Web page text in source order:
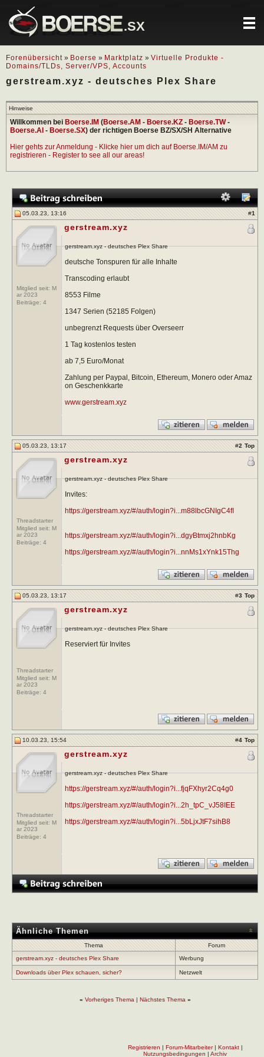
.SX
Forenübersicht » Boerse » Marktplatz » Virtuelle Produkte -
Domains/TLDs, Server/VPS, Accounts
gerstream.xyz - deutsches Plex Share
Hinweise
Willkommen bei Boerse.IM (Boerse.AM - Boerse.KZ - Boerse.TW-
Boerse.AI - Boerse.SX) der richtigen Boerse BZ/SX/SH Alternative
Hier gehts zur Anmeldung - Klicke hier um dich auf Boerse.IM/AM zu
registrieren - Register to see all our areas!
05.03.23, 13:16 #1
Mitglied seit: M
ar 2023
Beiträge: 4
gerstream.xyz
gerstream.xyz - deutsches Plex Share
deutsche Tonspuren für alle Inhalte
Transcoding erlaubt
8553 Filme
1347 Serien (52185 Folgen)
unbegrenzt Requests über Overseerr
1 Tag kostenlos testen
ab 7,5 Euro/Monat
Zahlung per Paypal, Bitcoin, Ethereum, Monero oder Amaz
on Geschenkkarte
www.gerstream.xyz
05.03.23, 13:17 #2 Top
Threadstarter
Mitglied seit: M
ar 2023
Beiträge: 4
gerstream.xyz
gerstream.xyz - deutsches Plex Share
Invites:
https://gerstream.xyz/#/auth/login?i...m88lbcGNIgC4fI
https://gerstream.xyz/#/auth/login?i...dgyBtmxj2hnbKg
https://gerstream.xyz/#/auth/login?i...nnMs1xYnk15Thg
05.03.23, 13:17 #3 Top
Threadstarter
Mitglied seit: M
ar 2023
Beiträge: 4
gerstream.xyz
gerstream.xyz - deutsches Plex Share
Reserviert für Invites
10.03.23, 15:54 #4 Top
Threadstarter
Mitglied seit: M
ar 2023
Beiträge: 4
gerstream.xyz
gerstream.xyz - deutsches Plex Share
https://gerstream.xyz/#/auth/login?i...fjqFXhyr2Cq4g0
https://gerstream.xyz/#/auth/login?i...2h_tpC_vJ58IEE
https://gerstream.xyz/#/auth/login?i...5bLjxJtF7sihB8
Ähnliche Themen
Thema
Forum
gerstream.xyz - deutsches Plex Share
Werbung
Downloads über Plex schauen, sicher? Netzwelt
« Vorheriges Thema | Nächstes Thema »
Registrieren | Forum-Mitarbeiter| Kontakt|
Nutzungsbedingungen | Archiv